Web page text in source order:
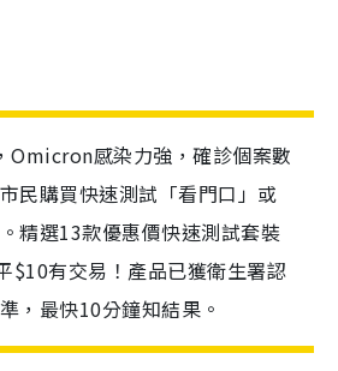
Omicron感染力強，確診個案數
民購買快速測試「看門口」或
精選13款優惠價快速測試套裝
$10有交易！產品已獲衛生署認
，最快10分鐘知結果。